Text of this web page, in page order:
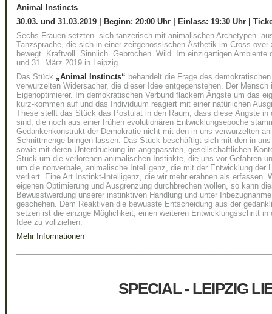
Animal Instincts
30.03. und 31.03.2019 | Beginn: 20:00 Uhr | Einlass: 19:30 Uhr |
Sechs Frauen setzten sich tänzerisch mit animalischen Archetypen
Tanzsprache, die sich in einer zeitgenössischen Ästhetik im Cross-over
bewegt. Kraftvoll. Sinnlich. Gebrochen. Wild. Im einzigartigen
und 31. März 2019 in Leipzig.
Das Stück „Animal Instincts“ behandelt die Frage des
verwurzelten Widersacher, die dieser Idee entgegenstehen. Der
Eigenoptimierer. Im demokratischen Verbund flackern Ängste um das
kurz-kommen auf und das Individuum reagiert mit einer natürlichen
These stellt das Stück das Postulat in den Raum, dass diese Ängste in
sind, die noch aus einer frühen evolutionären Entwicklungsepoche
Gedankenkonstrukt der Demokratie nicht mit den in uns verwurzelten
Schnittmenge bringen lassen. Das Stück beschäftigt sich mit den in
sowie mit deren Unterdrückung im angepassten, gesellschaftlichen
Stück um die verlorenen animalischen Instinkte, die uns vor Gefahren
um die nonverbale, animalische Intelligenz, die mit der Entwicklung der
verliert. Eine Art Instinkt-Intelligenz, die wir mehr erahnen als erfassen.
eigenen Optimierung und Ausgrenzung durchbrechen wollen, so kann
Bewusstwerdung unserer instinktiven Handlung und unter
geschehen. Dem Reaktiven die bewusste Entscheidung aus der
setzen ist die einzige Möglichkeit, einen weiteren Entwicklungsschritt
Idee zu vollziehen.
Mehr Informationen
SPECIAL - LEIPZIG